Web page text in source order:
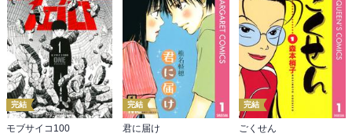
完結
モブサイコ100
完結
君に届け
完結
ごくせん